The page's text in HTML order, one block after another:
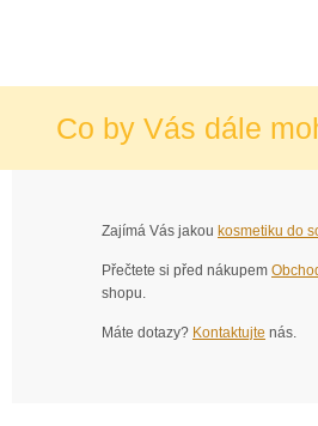
Co by Vás dále
Zajímá Vás jakou kosmetiku do
Přečtete si před nákupem
shopu.
Máte dotazy? Kontaktujte nás.